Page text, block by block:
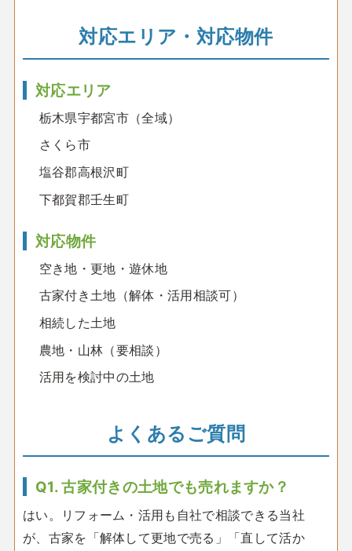
対応エリア・対応物件
対応エリア
栃木県宇都宮市（全域）
さくら市
塩谷郡高根沢町
下都賀郡壬生町
対応物件
空き地・更地・遊休地
古家付き土地（解体・活用相談可）
相続した土地
農地・山林（要相談）
活用を検討中の土地
よくあるご質問
Q1. 古家付きの土地でも売れますか？
はい。リフォーム・活用も自社で相談できる当社
が、古家を「解体して更地で売る」「直して活か